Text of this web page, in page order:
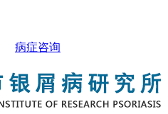
病症咨询